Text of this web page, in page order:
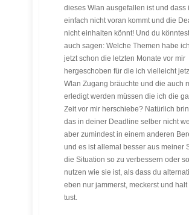
dieses Wlan ausgefallen ist und dass
einfach nicht voran kommt und die
nicht einhalten könnt! Und du
auch sagen: Welche Themen habe
jetzt schon die letzten Monate vor mir
hergeschoben für die ich vielleicht
Wlan Zugang bräuchte und die auch
erledigt werden müssen die ich die
Zeit vor mir herschiebe? Natürlich
das in deiner Deadline selber nicht
aber zumindest in einem anderen
und es ist allemal besser aus meiner
die Situation so zu verbessern oder
nutzen wie sie ist, als dass du
eben nur jammerst, meckerst und halt
tust.